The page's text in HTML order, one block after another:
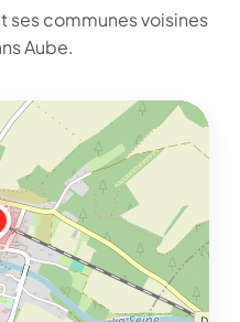
ses communes voisines
Aube.